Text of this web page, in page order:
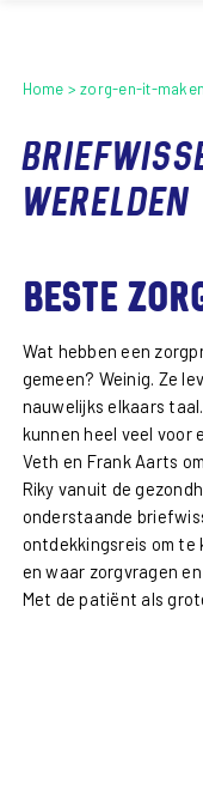
Home zorg-en-it-
werelden
Beste
Wat hebben een
gemeen? Weinig. Ze
nauwelijks elkaars
kunnen heel veel voor
Veth en Frank Aarts
Riky vanuit de
onderstaande
ontdekkingsreis om te
en waar zorgvragen
Met de patiënt als